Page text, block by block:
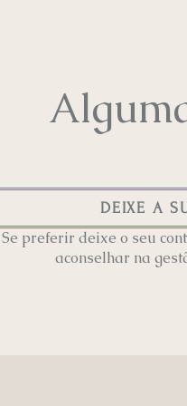
DEIXE A
preferir deixe o seu
aconselhar na